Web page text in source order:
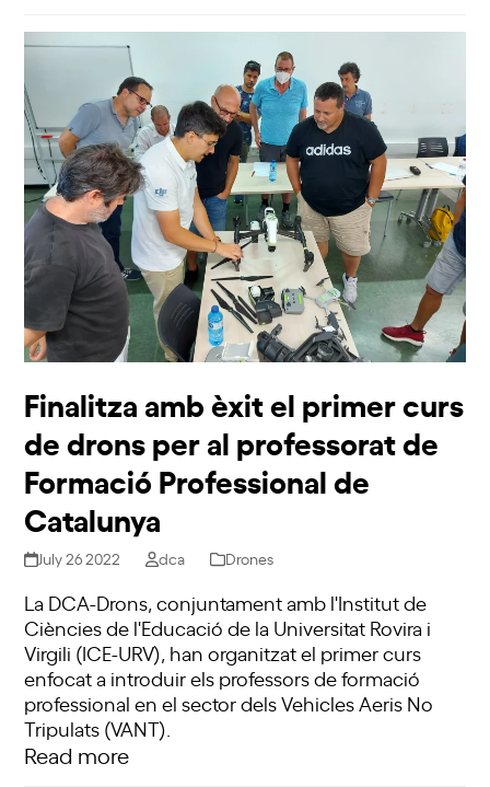
Finalitza amb èxit el primer curs
de drons per al professorat de
Formació Professional de
Catalunya
July 26 2022 dca Drones
La DCA-Drons, conjuntament amb l'Institut de
Ciències de l'Educació de la Universitat Rovira i
Virgili (ICE-URV), han organitzat el primer curs
enfocat a introduir els professors de formació
professional en el sector dels Vehicles Aeris No
Tripulats (VANT).
Read more